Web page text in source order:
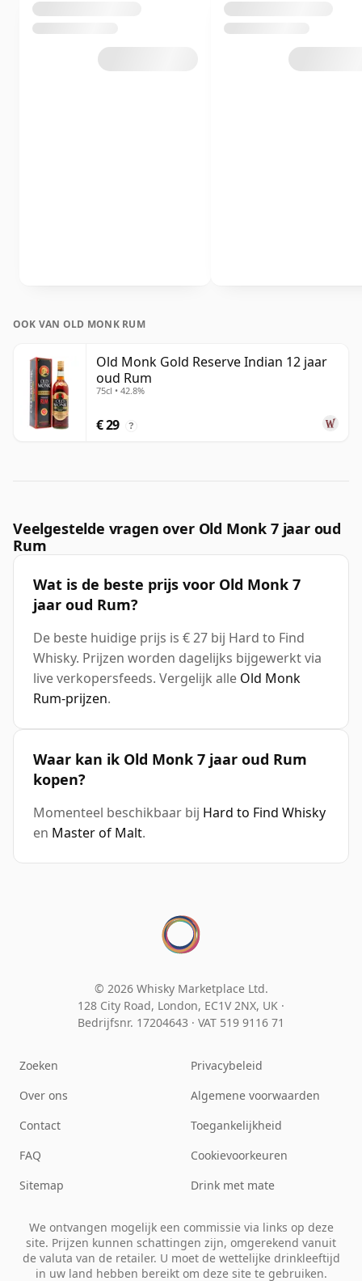
OOK VAN OLD MONK RUM
Old Monk Gold Reserve Indian 12 jaar
oud Rum
75cl • 42.8%
€ 29 ?
Veelgestelde vragen over Old Monk 7 jaar oud
Rum
Wat is de beste prijs voor Old Monk 7
jaar oud Rum?
De beste huidige prijs is € 27 bij Hard to Find
Whisky. Prijzen worden dagelijks bijgewerkt via
live verkopersfeeds. Vergelijk alle Old Monk
Rum-prijzen.
Waar kan ik Old Monk 7 jaar oud Rum
kopen?
Momenteel beschikbaar bij Hard to Find Whisky
en Master of Malt.
© 2026 Whisky Marketplace Ltd.
128 City Road, London, EC1V 2NX, UK ·
Bedrijfsnr. 17204643 · VAT 519 9116 71
Zoeken
Over ons
Contact
FAQ
Sitemap
Privacybeleid
Algemene voorwaarden
Toegankelijkheid
Cookievoorkeuren
Drink met mate
We ontvangen mogelijk een commissie via links op deze
site. Prijzen kunnen schattingen zijn, omgerekend vanuit
de valuta van de retailer. U moet de wettelijke drinkleeftijd
in uw land hebben bereikt om deze site te gebruiken.